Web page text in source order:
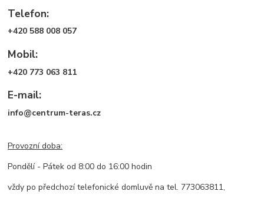
Telefon:
+420 588 008 057
Mobil:
+420 773 063 811
E-mail:
info@centrum-teras.cz
Provozní doba:
Pondělí - Pátek od 8:00 do 16:00 hodin
vždy po předchozí telefonické domluvě na tel. 773063811,